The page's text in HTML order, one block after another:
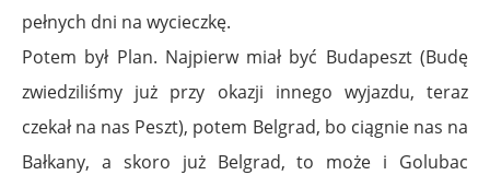
pełnych dni na wycieczkę.
Potem był Plan. Najpierw miał być Budapeszt (Budę
zwiedziliśmy już przy okazji innego wyjazdu, teraz
czekał na nas Peszt), potem Belgrad, bo ciągnie nas na
Bałkany, a skoro już Belgrad, to może i Golubac